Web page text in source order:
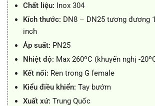
Chất liệu: Inox 304
Kích thước: DN8 – DN25 tương đương
inch
Áp suất: PN25
Nhiệt độ: Max 260ºC (khuyến nghị -
Kết nối: Ren trong G female
Kiểu điều khiển: Tay bướm
Xuất xứ: Trung Quốc